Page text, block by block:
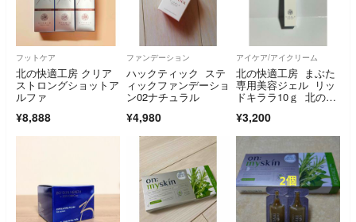
フットケア
北の快適工房 クリア
ストロングショットア
ルファ
¥8,888
ファンデーション
ハックティック ステ
ィックファンデーショ
ン02ナチュラル
¥4,980
アイケア/アイクリーム
北の快適工房 まぶた
専用美容ジェル リッ
ドキララ10ｇ 北の快
ラ 10g
¥3,200